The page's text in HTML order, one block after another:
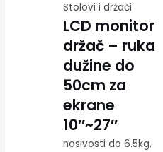
Stolovi i držači
LCD monitor
držač – ruka
dužine do
50cm za
ekrane
10″~27″
nosivosti do 6.5kg,